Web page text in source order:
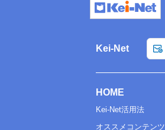
Kei-Net
HOME
Kei-Net活用法
オススメコンテンツ